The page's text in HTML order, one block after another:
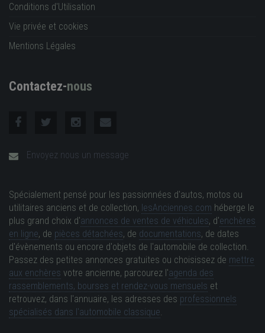
Conditions d'Utilisation
Vie privée et cookies
Mentions Légales
Contactez-nous
Envoyez nous un message
Spécialement pensé pour les passionnées d'autos, motos ou
utilitaires anciens et de collection, lesAnciennes.com héberge le
plus grand choix d'annonces de ventes de véhicules, d'enchères
en ligne, de pièces détachées, de documentations, de dates
d'évènements ou encore d'objets de l'automobile de collection.
Passez des petites annonces gratuites ou choisissez de mettre
aux enchères votre ancienne, parcourez l'agenda des
rassemblements, bourses et rendez-vous mensuels et
retrouvez, dans l'annuaire, les adresses des professionnels
spécialisés dans l'automobile classique